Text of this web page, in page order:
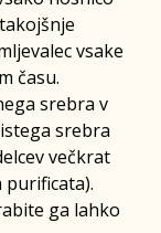
vsake
času.
srebra v
srebra
večkrat
purificata).
ga lahko